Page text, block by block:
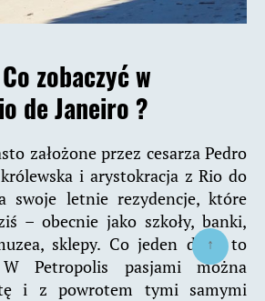
Co zobaczyć w
de Janeiro ?
założone przez cesarza Pedro
i arystokracja z Rio do
swoje letnie rezydencje, które
– obecnie jako szkoły, banki,
sklepy. Co jeden dom, to
Petropolis pasjami można
i z powrotem tymi samymi
↑